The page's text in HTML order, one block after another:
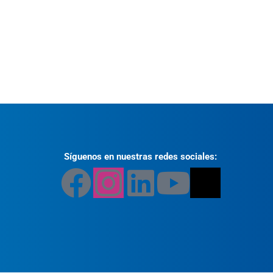
Síguenos en nuestras redes sociales: